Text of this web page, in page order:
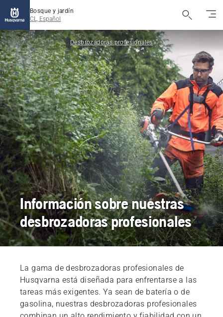
Bosque y jardín
CL, Español
Desbrozadoras profesionales
Información sobre nuestras
desbrozadoras profesionales
La gama de desbrozadoras profesionales de
Husqvarna está diseñada para enfrentarse a las
tareas más exigentes. Ya sean de batería o de
gasolina, nuestras desbrozadoras profesionales